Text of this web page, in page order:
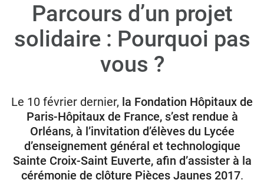
Donateurs
Legs
Parcours d’un projet
solidaire : Pourquoi pas
vous ?
Le 10 février dernier, la Fondation Hôpitaux de
Paris-Hôpitaux de France, s’est rendue à
Orléans, à l’invitation d’élèves du Lycée
d’enseignement général et technologique
Sainte Croix-Saint Euverte, afin d’assister à la
cérémonie de clôture Pièces Jaunes 2017.